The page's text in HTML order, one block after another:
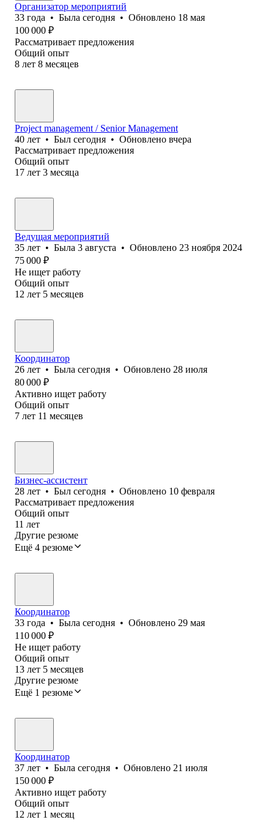
Организатор мероприятий
33 года • Была сегодня • Обновлено 18 мая
100 000 ₽
Рассматривает предложения
Общий опыт
8 лет 8 месяцев
Project management / Senior Management
40 лет • Был сегодня • Обновлено вчера
Рассматривает предложения
Общий опыт
17 лет 3 месяца
Ведущая мероприятий
35 лет • Была 3 августа • Обновлено 23 ноября 2024
75 000 ₽
Не ищет работу
Общий опыт
12 лет 5 месяцев
Координатор
26 лет • Была сегодня • Обновлено 28 июля
80 000 ₽
Активно ищет работу
Общий опыт
7 лет 11 месяцев
Бизнес-ассистент
28 лет • Был сегодня • Обновлено 10 февраля
Рассматривает предложения
Общий опыт
11 лет
Другие резюме
Ещё 4 резюме
Координатор
33 года • Была сегодня • Обновлено 29 мая
110 000 ₽
Не ищет работу
Общий опыт
13 лет 5 месяцев
Другие резюме
Ещё 1 резюме
Координатор
37 лет • Была сегодня • Обновлено 21 июля
150 000 ₽
Активно ищет работу
Общий опыт
12 лет 1 месяц